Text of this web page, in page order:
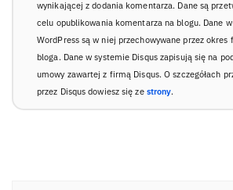
wynikającej z dodania komentarza. Dane są
celu opublikowania komentarza na blogu. Dane
WordPress są w niej przechowywane przez okres
bloga. Dane w systemie Disqus zapisują się na
umowy zawartej z firmą Disqus. O szczegółach
przez Disqus dowiesz się ze strony.